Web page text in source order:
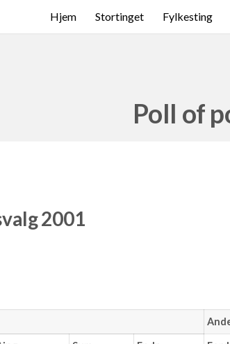
Hjem Stortinget Fylkesting
Poll of
2001